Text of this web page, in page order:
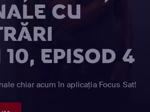
CU
10, EPISOD 4
chiar acum în aplicația Focus Sat!